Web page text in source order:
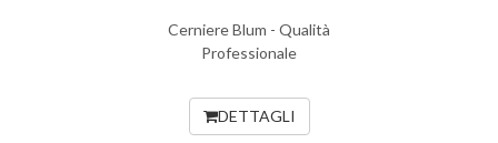
Cerniere Blum - Qualità
Professionale
DETTAGLI